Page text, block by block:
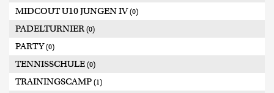
MIDCOUT U10 JUNGEN IV(0)
PADELTURNIER (0)
PARTY(0)
TENNISSCHULE (0)
TRAININGSCAMP (1)